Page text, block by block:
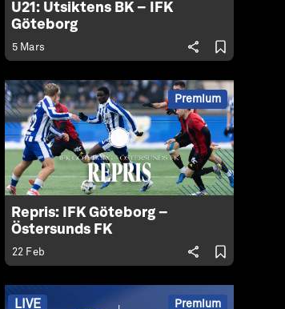
U21: Utsiktens BK – IFK
Göteborg
5 Mars
Premium
Repris: IFK Göteborg –
Östersunds FK
22 Feb
LIVE Premium